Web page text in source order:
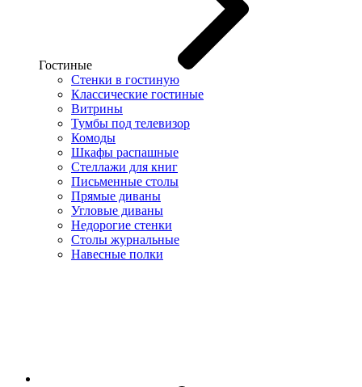
Гостиные
Стенки в гостиную
Классические гостиные
Витрины
Тумбы под телевизор
Комоды
Шкафы распашные
Стеллажи для книг
Письменные столы
Прямые диваны
Угловые диваны
Недорогие стенки
Столы журнальные
Навесные полки